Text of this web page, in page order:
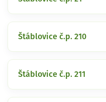
Štáblovice č.p. 210
Štáblovice č.p. 211